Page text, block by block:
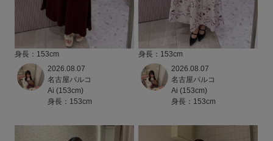
身長：153cm
2026.08.07
名古屋パルコ
Ai (153cm)
身長：153cm
身長：153cm
2026.08.07
名古屋パルコ
Ai (153cm)
身長：153cm